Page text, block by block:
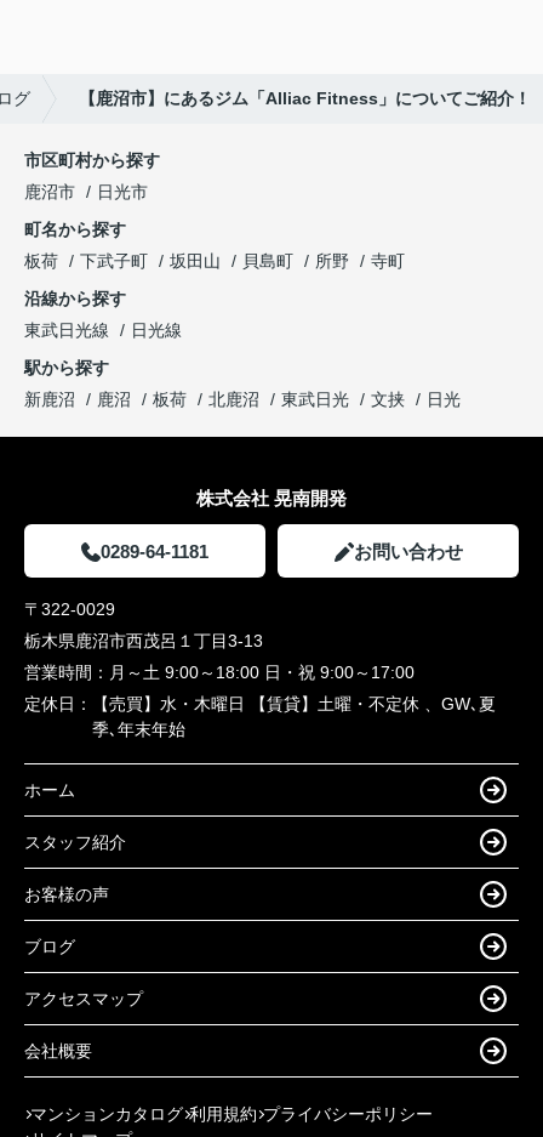
グ 【鹿沼市】にあるジム「Alliac Fitness」についてご紹介！
市区町村から探す
鹿沼市
日光市
町名から探す
板荷
下武子町 坂田山 貝島町 所野
寺町
沿線から探す
東武日光線
日光線
駅から探す
新鹿沼
鹿沼 板荷 北鹿沼 東武日光 文挟 日光
株式会社 晃南開発
0289-64-1181 お問い合わせ
〒322-0029
栃木県鹿沼市西茂呂１丁目3-13
営業時間： 月～土 9:00～18:00 日・祝 9:00～17:00
定休日：
【売買】水・木曜日 【賃貸】土曜・不定休 、GW､夏
季､年末年始
ホーム
スタッフ紹介
お客様の声
ブログ
アクセスマップ
会社概要
マンションカタログ 利用規約 プライバシーポリシー